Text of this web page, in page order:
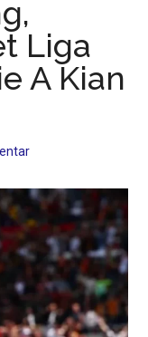
Liga
A Kian